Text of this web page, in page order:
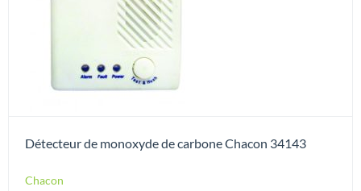
Détecteur de monoxyde de carbone Chacon 34143
Chacon